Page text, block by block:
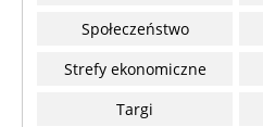
Społeczeństwo
Strefy ekonomiczne
Targi